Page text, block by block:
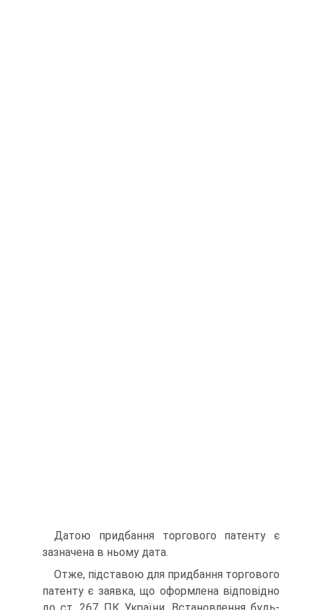
Датою придбання торгового патенту є
зазначена в ньо­му дата.
Отже, підставою для придбання торгового
патенту є за­явка, що оформлена відповідно